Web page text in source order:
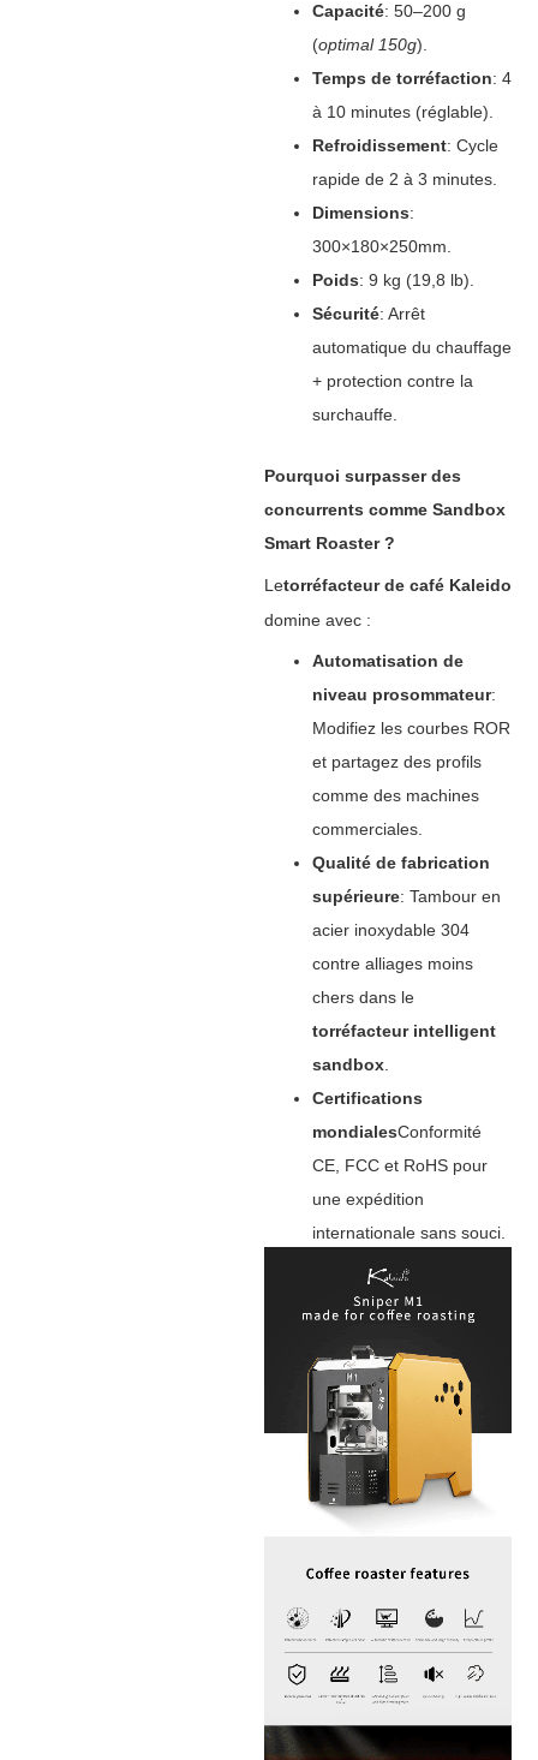
Capacité‌: 50–200 g
(optimal 150g).
Temps de torréfaction‌: 4
à 10 minutes (réglable).
Refroidissement‌: Cycle
rapide de 2 à 3 minutes.
Dimensions‌:
300×180×250mm.
Poids‌: 9 kg (19,8 lb).
Sécurité‌: Arrêt
automatique du chauffage
+ protection contre la
surchauffe.
Pourquoi surpasser des
concurrents comme Sandbox
Smart Roaster ?
Letorréfacteur de café Kaleido
domine avec :
Automatisation de
niveau prosommateur‌:
Modifiez les courbes ROR
et partagez des profils
comme des machines
commerciales.
Qualité de fabrication
supérieure‌: Tambour en
acier inoxydable 304
contre alliages moins
chers dans le
torréfacteur intelligent
sandbox‌.
Certifications
mondialesConformité
CE, FCC et RoHS pour
une expédition
internationale sans souci.